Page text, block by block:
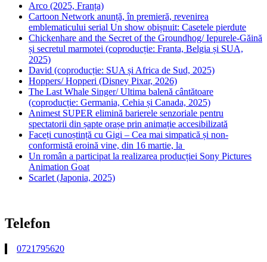
Arco (2025, Franța)
Cartoon Network anunță, în premieră, revenirea
emblematicului serial Un show obișnuit: Casetele pierdute
Chickenhare and the Secret of the Groundhog/ Iepurele-Găină
și secretul marmotei (coproducție: Franta, Belgia și SUA,
2025)
David (coproducție: SUA și Africa de Sud, 2025)
Hoppers/ Hopperi (Disney Pixar, 2026)
The Last Whale Singer/ Ultima balenă cântătoare
(coproducție: Germania, Cehia și Canada, 2025)
Animest SUPER elimină barierele senzoriale pentru
spectatorii din șapte orașe prin animație accesibilizată
Faceți cunoștință cu Gigi – Cea mai simpatică și non-
conformistă eroină vine, din 16 martie, la
Un român a participat la realizarea producției Sony Pictures
Animation Goat
Scarlet (Japonia, 2025)
Telefon
0721795620